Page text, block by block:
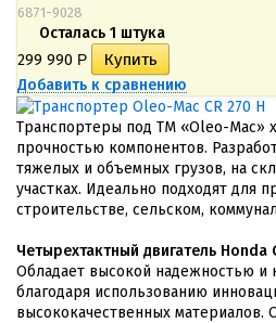
6871-9028
Осталась 1 штука
299 990 Р
Добавить к сравнению
Транспортеры под ТМ «Oleo-Mac»
прочностью компонентов.
тяжелых и объемных грузов, на
участках. Идеально подходят для
строительстве, сельском,
Четырехтактный двигатель Honda
Обладает высокой надежностью и
благодаря использованию
высококачественных материалов.